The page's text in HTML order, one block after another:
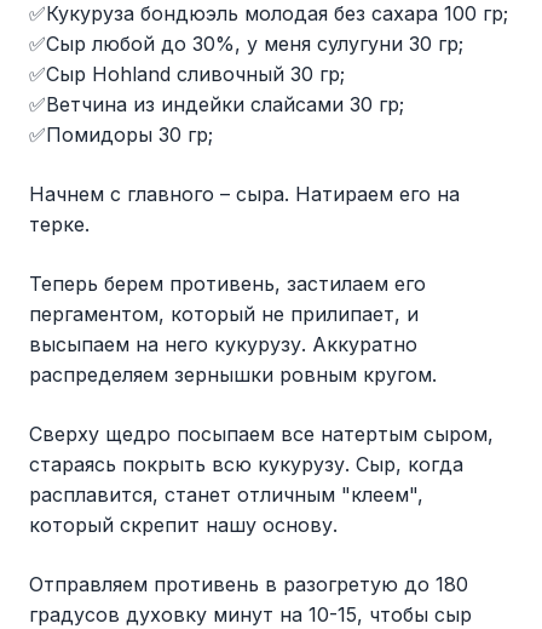
✅Кукуруза бондюэль молодая без сахара 100 гр;
✅Сыр любой до 30%, у меня сулугуни 30 гр;
✅Сыр Hohland сливочный 30 гр;
✅Ветчина из индейки слайсами 30 гр;
✅Помидоры 30 гр;
Начнем с главного – сыра. Натираем его на
терке.
Теперь берем противень, застилаем его
пергаментом, который не прилипает, и
высыпаем на него кукурузу. Аккуратно
распределяем зернышки ровным кругом.
Сверху щедро посыпаем все натертым сыром,
стараясь покрыть всю кукурузу. Сыр, когда
расплавится, станет отличным "клеем",
который скрепит нашу основу.
Отправляем противень в разогретую до 180
градусов духовку минут на 10-15, чтобы сыр